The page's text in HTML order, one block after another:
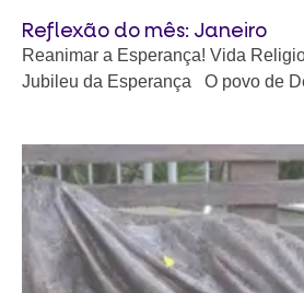
Reflexão do mês: Janeiro
Reanimar a Esperança! Vida
Jubileu da Esperança O povo de